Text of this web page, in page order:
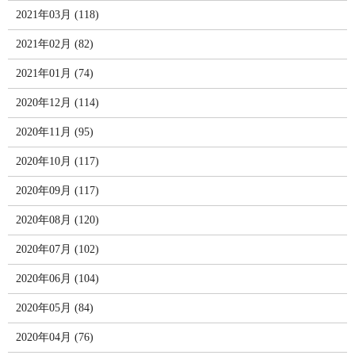
2021年03月 (118)
2021年02月 (82)
2021年01月 (74)
2020年12月 (114)
2020年11月 (95)
2020年10月 (117)
2020年09月 (117)
2020年08月 (120)
2020年07月 (102)
2020年06月 (104)
2020年05月 (84)
2020年04月 (76)